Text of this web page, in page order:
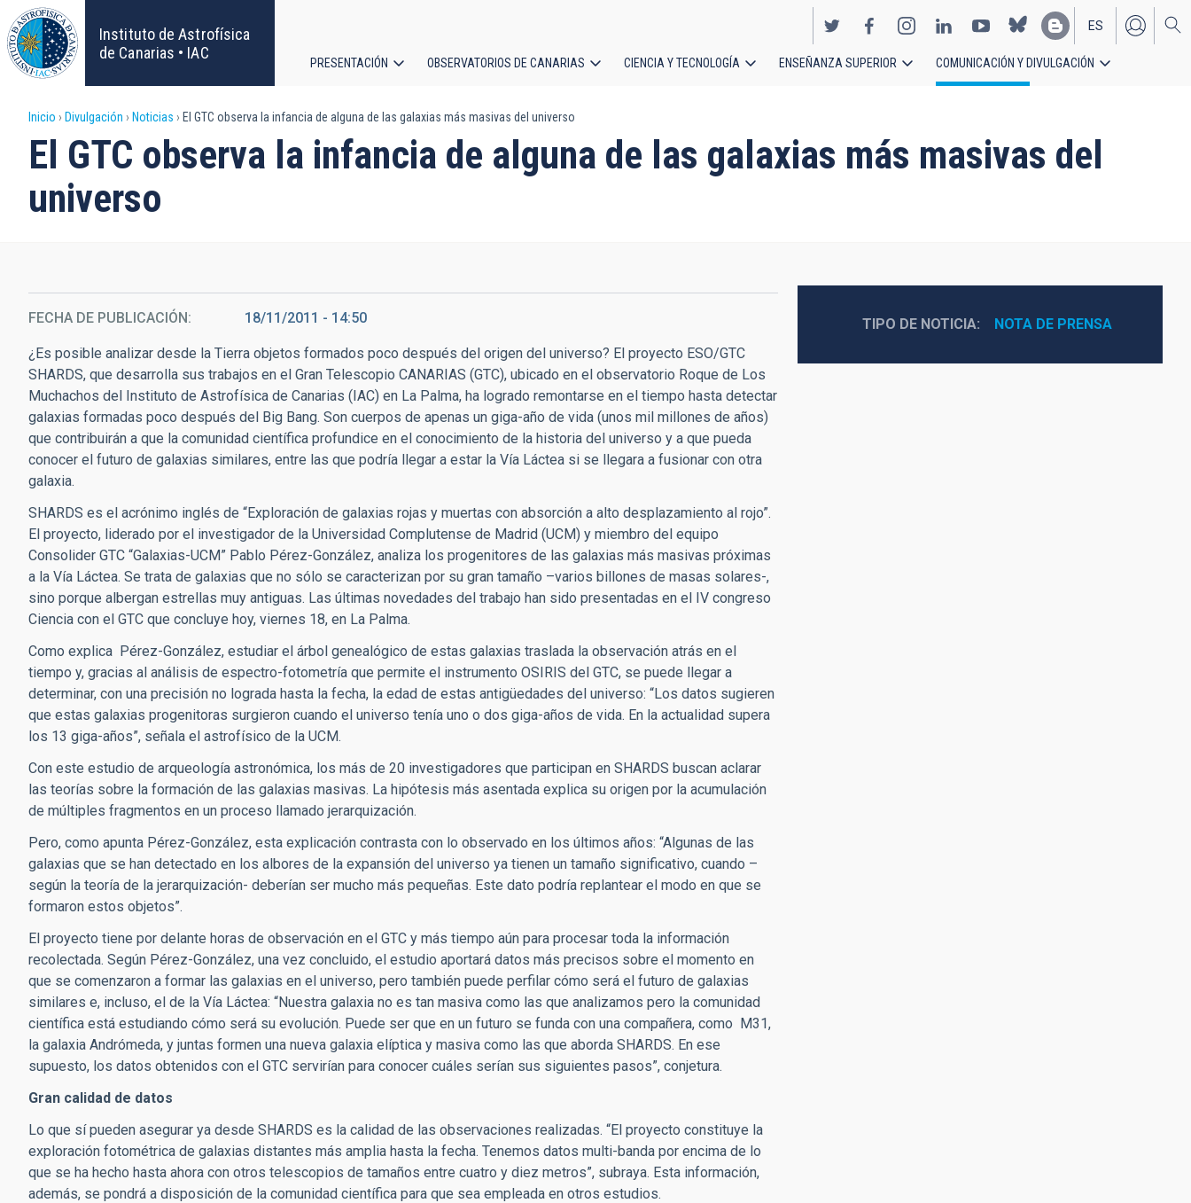
Pasar
al
contenido
principal
Instituto de Astrofísica
de Canarias • IAC
EN
ES
principal
PRESENTACIÓN OBSERVATORIOS DE CANARIAS CIENCIA Y TECNOLOGÍA ENSEÑANZA SUPERIOR COMUNICACIÓN Y DIVULGACIÓN
Sobrescribir
enlaces
de
a
la
navegación
Inicio Divulgación Noticias El GTC observa la infancia de alguna de las galaxias más masivas del universo
El GTC observa la infancia de alguna de las galaxias más masivas del
universo
FECHA DE PUBLICACIÓN 18/11/2011 - 14:50
¿Es posible analizar desde la Tierra objetos formados poco después del origen del universo? El proyecto ESO/GTC
SHARDS, que desarrolla sus trabajos en el Gran Telescopio CANARIAS (GTC), ubicado en el observatorio Roque de Los
Muchachos del Instituto de Astrofísica de Canarias (IAC) en La Palma, ha logrado remontarse en el tiempo hasta detectar
galaxias formadas poco después del Big Bang. Son cuerpos de apenas un giga-año de vida (unos mil millones de años)
que contribuirán a que la comunidad científica profundice en el conocimiento de la historia del universo y a que pueda
conocer el futuro de galaxias similares, entre las que podría llegar a estar la Vía Láctea si se llegara a fusionar con otra
galaxia.
SHARDS es el acrónimo inglés de “Exploración de galaxias rojas y muertas con absorción a alto desplazamiento al rojo”.
El proyecto, liderado por el investigador de la Universidad Complutense de Madrid (UCM) y miembro del equipo
Consolider GTC “Galaxias-UCM” Pablo Pérez-González, analiza los progenitores de las galaxias más masivas próximas
a la Vía Láctea. Se trata de galaxias que no sólo se caracterizan por su gran tamaño –varios billones de masas solares-,
sino porque albergan estrellas muy antiguas. Las últimas novedades del trabajo han sido presentadas en el IV congreso
Ciencia con el GTC que concluye hoy, viernes 18, en La Palma.
Como explica Pérez-González, estudiar el árbol genealógico de estas galaxias traslada la observación atrás en el
tiempo y, gracias al análisis de espectro-fotometría que permite el instrumento OSIRIS del GTC, se puede llegar a
determinar, con una precisión no lograda hasta la fecha, la edad de estas antigüedades del universo: “Los datos sugieren
que estas galaxias progenitoras surgieron cuando el universo tenía uno o dos giga-años de vida. En la actualidad supera
los 13 giga-años”, señala el astrofísico de la UCM.
Con este estudio de arqueología astronómica, los más de 20 investigadores que participan en SHARDS buscan aclarar
las teorías sobre la formación de las galaxias masivas. La hipótesis más asentada explica su origen por la acumulación
de múltiples fragmentos en un proceso llamado jerarquización.
Pero, como apunta Pérez-González, esta explicación contrasta con lo observado en los últimos años: “Algunas de las
galaxias que se han detectado en los albores de la expansión del universo ya tienen un tamaño significativo, cuando –
según la teoría de la jerarquización- deberían ser mucho más pequeñas. Este dato podría replantear el modo en que se
formaron estos objetos”.
El proyecto tiene por delante horas de observación en el GTC y más tiempo aún para procesar toda la información
recolectada. Según Pérez-González, una vez concluido, el estudio aportará datos más precisos sobre el momento en
que se comenzaron a formar las galaxias en el universo, pero también puede perfilar cómo será el futuro de galaxias
similares e, incluso, el de la Vía Láctea: “Nuestra galaxia no es tan masiva como las que analizamos pero la comunidad
científica está estudiando cómo será su evolución. Puede ser que en un futuro se funda con una compañera, como M31,
la galaxia Andrómeda, y juntas formen una nueva galaxia elíptica y masiva como las que aborda SHARDS. En ese
supuesto, los datos obtenidos con el GTC servirían para conocer cuáles serían sus siguientes pasos”, conjetura.
Gran calidad de datos
Lo que sí pueden asegurar ya desde SHARDS es la calidad de las observaciones realizadas. “El proyecto constituye la
exploración fotométrica de galaxias distantes más amplia hasta la fecha. Tenemos datos multi-banda por encima de lo
que se ha hecho hasta ahora con otros telescopios de tamaños entre cuatro y diez metros”, subraya. Esta información,
además, se pondrá a disposición de la comunidad científica para que sea empleada en otros estudios.
TIPO DE NOTICIA NOTA DE PRENSA